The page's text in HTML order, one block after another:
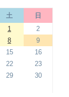
土
日
1
2
8
9
15
16
22
23
29
30